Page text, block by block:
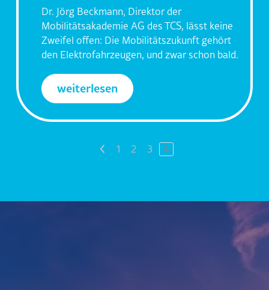
Dr. Jörg Beckmann, Direktor der
Mobilitätsakademie AG des TCS, lässt keine
Zweifel offen: Die Mobilitätszukunft gehört
den Elektrofahrzeugen, und zwar schon bald.
weiterlesen
< 1 2 3 4